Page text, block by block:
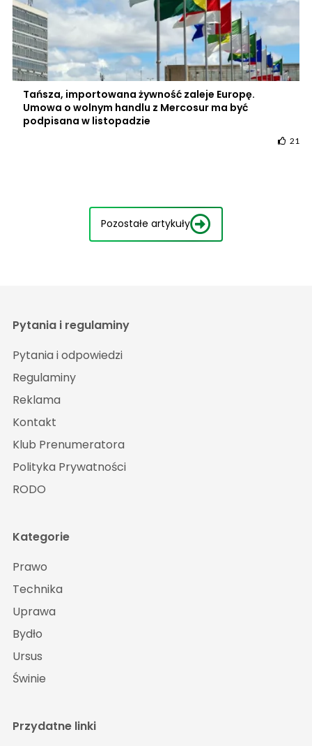
Tańsza, importowana żywność zaleje Europę.
Umowa o wolnym handlu z Mercosur ma być
podpisana w listopadzie
21
Pozostałe artykuły
Pytania i regulaminy
Pytania i odpowiedzi
Regulaminy
Reklama
Kontakt
Klub Prenumeratora
Polityka Prywatności
RODO
Kategorie
Prawo
Technika
Uprawa
Bydło
Ursus
Świnie
Przydatne linki